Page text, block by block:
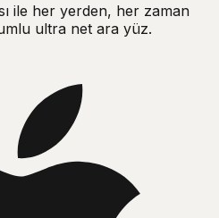
ile her yerden, her zaman
ultra net ara yüz.